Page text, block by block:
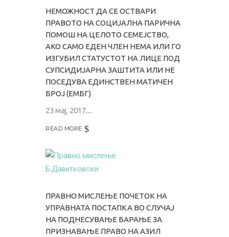
НЕМОЖНОСТ ДА СЕ ОСТВАРИ
ПРАВОТО НА СОЦИЈАЛНА ПАРИЧНА
ПОМОШ НА ЦЕЛОТО СЕМЕЈСТВО,
АКО САМО ЕДЕН ЧЛЕН НЕМА ИЛИ ГО
ИЗГУБИЛ СТАТУСТОТ НА ЛИЦЕ ПОД
СУПСИДИЈАРНА ЗАШТИТА ИЛИ НЕ
ПОСЕДУВА ЕДИНСТВЕН МАТИЧЕН
БРОЈ (ЕМБГ)
23 мај, 2017
READ MORE
ПРАВНО МИСЛЕЊЕ ПОЧЕТОК НА
УПРАВНАТА ПОСТАПКА ВО СЛУЧАЈ
НА ПОДНЕСУВАЊЕ БАРАЊЕ ЗА
ПРИЗНАВАЊЕ ПРАВО НА АЗИЛ